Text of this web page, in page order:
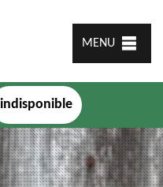
MENU
indisponible